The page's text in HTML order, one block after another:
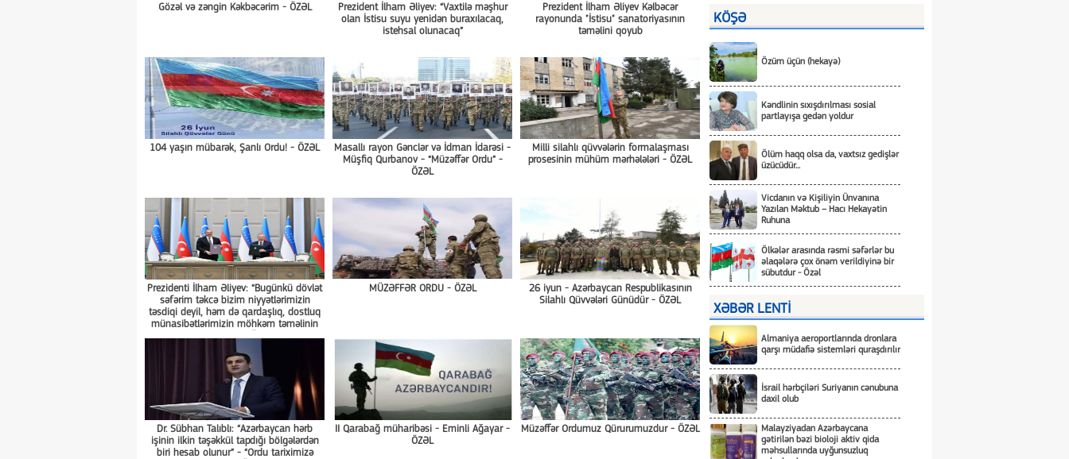
Gözəl və zəngin Kəkbəcərim - ÖZƏL
Prezident İlham Əliyev: “Vaxtilə məşhur
olan İstisu suyu yenidən buraxılacaq,
istehsal olunacaq”
Prezident İlham Əliyev Kəlbəcər
rayonunda "İstisu" sanatoriyasının
təməlini qoyub
104 yaşın mübarək, Şanlı Ordu! - ÖZƏL
Masallı rayon Gənclər və İdman İdarəsi -
Müşfiq Qurbanov - “Müzəffər Ordu” -
ÖZƏL
Milli silahlı qüvvələrin formalaşması
prosesinin mühüm mərhələləri - ÖZƏL
Prezidenti İlham Əliyev: “Bugünkü dövlət
səfərim təkcə bizim niyyətlərimizin
təsdiqi deyil, həm də qardaşlıq, dostluq
münasibətlərimizin möhkəm təməlinin
təsdiqidir” - ÖZƏL
MÜZƏFFƏR ORDU - ÖZƏL
26 iyun - Azərbaycan Respublikasının
Silahlı Qüvvələri Günüdür - ÖZƏL
Dr. Sübhan Talıblı: “Azərbaycan hərb
işinin ilkin təşəkkül tapdığı bölgələrdən
biri hesab olunur” - “Ordu tariximizə
II Qarabağ müharibəsi - Eminli Ağayar -
ÖZƏL
Müzəffər Ordumuz Qürurumuzdur - ÖZƏL
KÖŞƏ
Özüm üçün (hekayə)
Kəndlinin sıxışdırılması sosial
partlayışa gedən yoldur
Ölüm haqq olsa da, vaxtsız gedişlər
üzücüdür...
Vicdanın və Kişiliyin Ünvanına
Yazılan Məktub – Hacı Hekayətin
Ruhuna
Ölkələr arasında rəsmi səfərlər bu
əlaqələrə çox önəm verildiyinə bir
sübutdur - Özəl
XƏBƏR LENTİ
Almaniya aeroportlarında dronlara
qarşı müdafiə sistemləri quraşdırılır
İsrail hərbçiləri Suriyanın cənubuna
daxil olub
Malayziyadan Azərbaycana
gətirilən bəzi bioloji aktiv qida
məhsullarında uyğunsuzluq